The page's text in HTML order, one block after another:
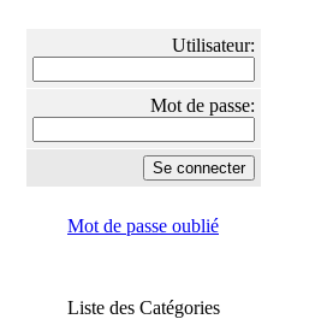
Utilisateur:
Mot de passe:
Mot de passe oublié
Liste des Catégories